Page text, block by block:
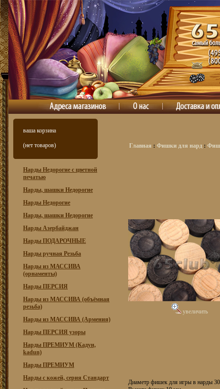
ваша корзина
(нет товаров)
Нарды Недорогие с цветной
печатью
Нарды, шашки Недорогие
Нарды Недорогие
Нарды, шашки Недорогие
Нарды Азербайджан
Нарды ПОДАРОЧНЫЕ
Нарды ручная Резьба
Нарды из МАССИВА
(орнаменты)
Нарды ПЕРСИЯ
Нарды из МАССИВА (объёмная
резьба)
Нарды из МАССИВА (Армения)
Нарды ПЕРСИЯ узоры
Нарды ПРЕМИУМ (Кадун,
kadun)
Нарды ПРЕМИУМ
Нарды с кожей, серия Стандарт
Главная : Фишки для нард :
увеличить
Диаметр фишек для игры в нарды